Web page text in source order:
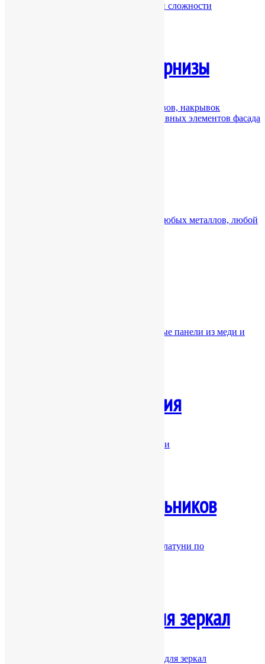
Устройство водосточных систем любой сложности
Отливы, парапеты, карнизы
Изготовление и монтаж оконных отливов, накрывок
парапетов, карнизов и других декоративных элементов фасада
Отделка фасадов зданий панелями из любых металлов, любой
Работа с металлом в интерьере: стеновые панели из меди и
Декоративные изделия
Декоративные изделия из меди и латуни
Изготовление светильников
Изготовление светильников из меди и латуни по
Изготовление рам для зеркал
Изготовление медных и латунных рам для зеркал